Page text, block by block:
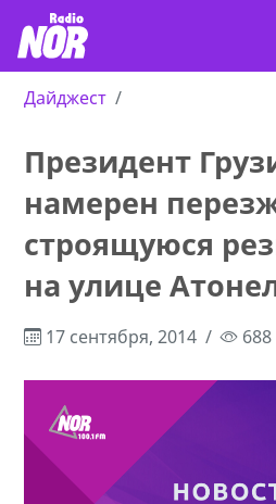
Дайджест
Президент
намерен
строящуюся
на улице
17 сентября, 2014 688